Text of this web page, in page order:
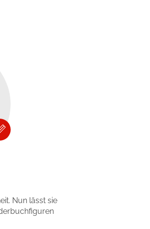
Nun lässt sie